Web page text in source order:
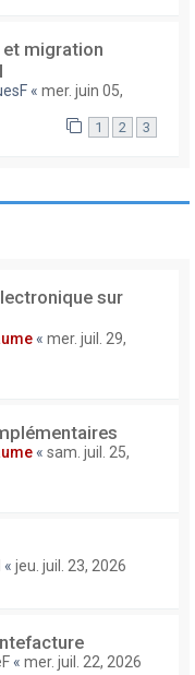
migration
« mer. juin 05,
1 2 3
sur
« mer. juil. 29,
« sam. juil. 25,
« jeu. juil. 23, 2026
« mer. juil. 22, 2026